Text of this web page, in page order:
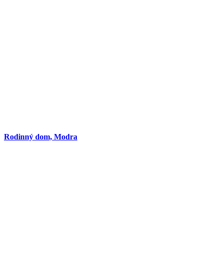
Rodinný dom, Modra